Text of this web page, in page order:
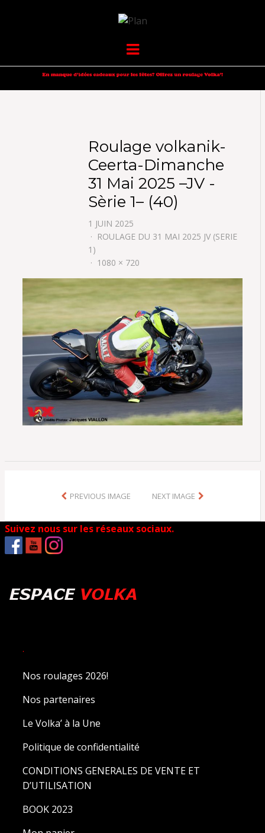
VOLKANIK-
ENDURANCE
Menu
Roulage volkanik-
Ceerta-Dimanche
31 Mai 2025 –JV -
Sèrie 1– (40)
1 JUIN 2025
ROULAGE DU 31 MAI 2025 JV (SERIE
1)
1080 × 720
PREVIOUS IMAGE NEXT IMAGE
Suivez nous sur les réseaux sociaux.
.
Nos roulages 2026!
Nos partenaires
Le Volka’ à la Une
Politique de confidentialité
CONDITIONS GENERALES DE VENTE ET
D’UTILISATION
BOOK 2023